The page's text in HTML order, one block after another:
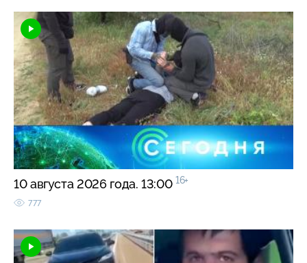
10 августа 2026 года. 13:00 16+
777